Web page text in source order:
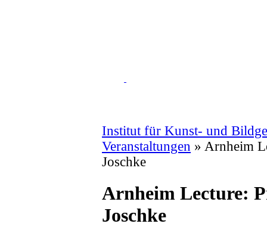
Institut für Kunst- und
Veranstaltungen » Arnheim
Joschke
Arnheim Lecture:
Joschke